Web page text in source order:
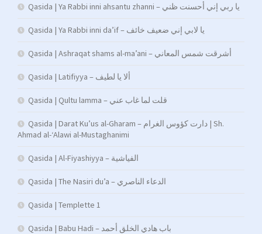
Qasida | Ya Rabbi inni ahsantu zhanni – يا ربي إني أحسنت ظني
Qasida | Ya Rabbi inni da’if – يا لابي إني ضعيف خائف
Qasida | Ashraqat shams al-ma’ani – أشرقت شمس المعاني
Qasida | Latifiyya – ألا يا لطيف
Qasida | Qultu lamma – قلت لما غاب عني
Qasida | Darat Ku’us al-Gharam – دارت كؤوس الغرام | Sh.
Ahmad al-‘Alawi al-Mustaghanimi
Qasida | Al-Fiyashiyya – الفياشية
Qasida | The Nasiri du’a – الدعاء الناصري
Qasida | Templette 1
Qasida | Babu Hadi – ﺑﺎب ﻫﺎدي اﻟﺨﻠﻖ أﺣﻤﺪ